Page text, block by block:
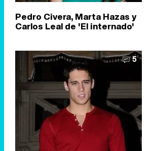
Pedro Civera, Marta Hazas y
Carlos Leal de 'El internado'
5